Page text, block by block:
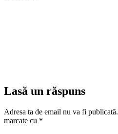
Lasă un răspuns
Adresa ta de email nu va fi publicată.
marcate cu *